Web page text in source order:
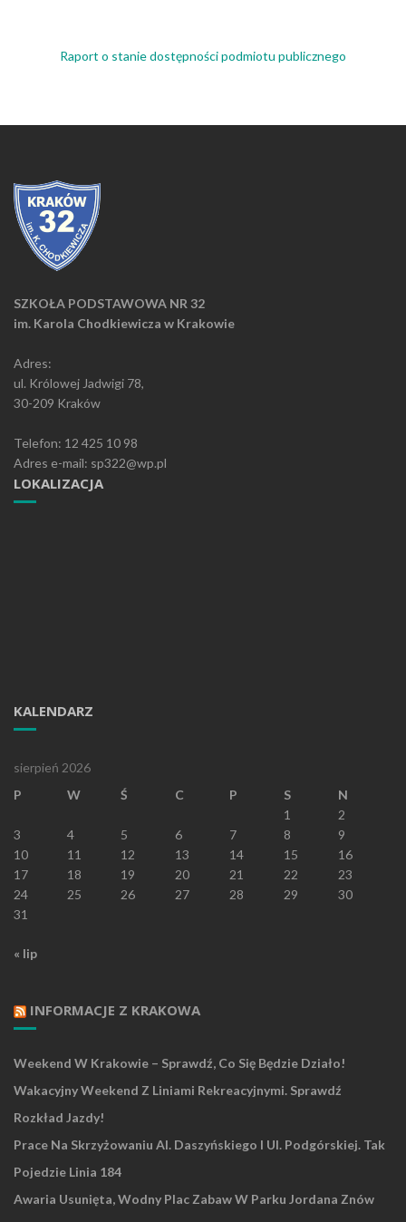
Raport o stanie dostępności podmiotu publicznego
SZKOŁA PODSTAWOWA NR 32
im. Karola Chodkiewicza w Krakowie
Adres:
ul. Królowej Jadwigi 78,
30-209 Kraków
Telefon: 12 425 10 98
Adres e-mail: sp322@wp.pl
LOKALIZACJA
KALENDARZ
sierpień 2026
P
W Ś C P S
N
1
2
3
4 5 6 7 8
9
10
11 12 13 14 15
16
17
18 19 20 21 22
23
24
25 26 27 28 29
30
31
« lip
INFORMACJE Z KRAKOWA
Weekend W Krakowie – Sprawdź, Co Się Będzie Działo!
Wakacyjny Weekend Z Liniami Rekreacyjnymi. Sprawdź
Rozkład Jazdy!
Prace Na Skrzyżowaniu Al. Daszyńskiego I Ul. Podgórskiej. Tak
Pojedzie Linia 184
Awaria Usunięta, Wodny Plac Zabaw W Parku Jordana Znów